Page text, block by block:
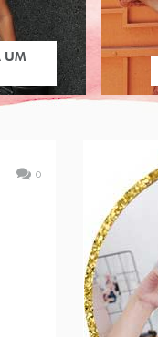
UM
0